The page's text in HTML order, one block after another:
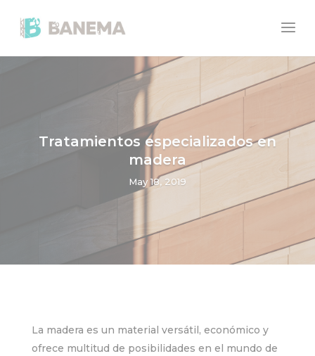
Tratamientos especializados en
madera
May 18, 2019
La madera es un material versátil, económico y
ofrece multitud de posibilidades en el mundo de